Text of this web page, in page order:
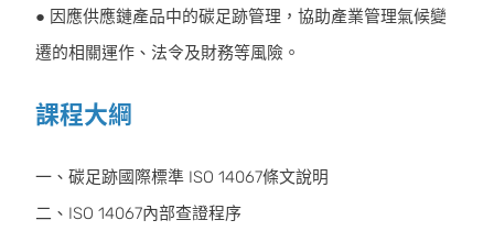
● 因應供應鏈產品中的碳足跡管理，協助產業管理氣候變
遷的相關運作、法令及財務等風險。
課程大綱
一、碳足跡國際標準 ISO 14067條文說明
二、ISO 14067內部查證程序